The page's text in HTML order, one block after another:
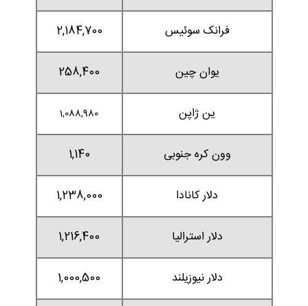
فرانک سوئیس 2,184,700
یوان چین 258,400
ین ژاپن 1,088,980
وون کره جنوبی 1,140
دلار کانادا 1,238,000
دلار استرالیا 1,216,400
دلار نیوزیلند 1,000,500